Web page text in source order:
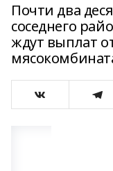
Почти два
соседнего
ждут выплат